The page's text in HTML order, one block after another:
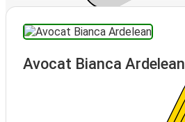
Avocat Bianca Ardelean